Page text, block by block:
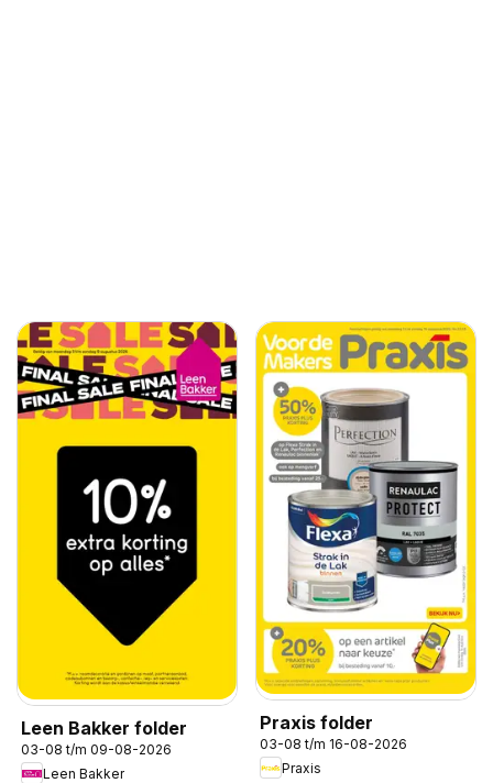
Leen Bakker folder
03-08 t/m 09-08-2026
Leen Bakker
Praxis folder
03-08 t/m 16-08-2026
Praxis